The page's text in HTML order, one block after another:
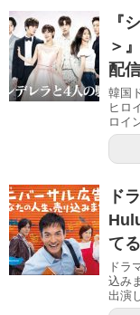
『
＞
配
韓国
ヒロ
ロイ
ド
て
ドラ
込み
出演